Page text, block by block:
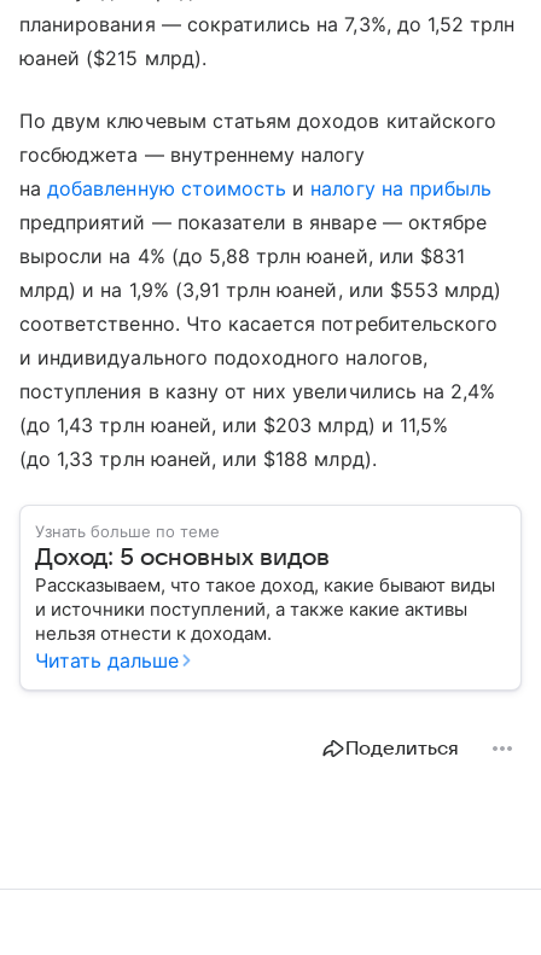
планирования — сократились на 7,3%, до 1,52 трлн
юаней ($215 млрд).
По двум ключевым статьям доходов китайского
госбюджета — внутреннему налогу
надобавленную стоимость и налогу на прибыль
предприятий — показатели в январе — октябре
выросли на 4% (до 5,88 трлн юаней, или $831
млрд) и на 1,9% (3,91 трлн юаней, или $553 млрд)
соответственно. Что касается потребительского
и индивидуального подоходного налогов,
поступления в казну от них увеличились на 2,4%
(до 1,43 трлн юаней, или $203 млрд) и 11,5%
(до 1,33 трлн юаней, или $188 млрд).
Узнать больше по теме
Доход: 5 основных видов
Рассказываем, что такое доход, какие бывают виды
и источники поступлений, а также какие активы
нельзя отнести к доходам.
Читать дальше
Поделиться